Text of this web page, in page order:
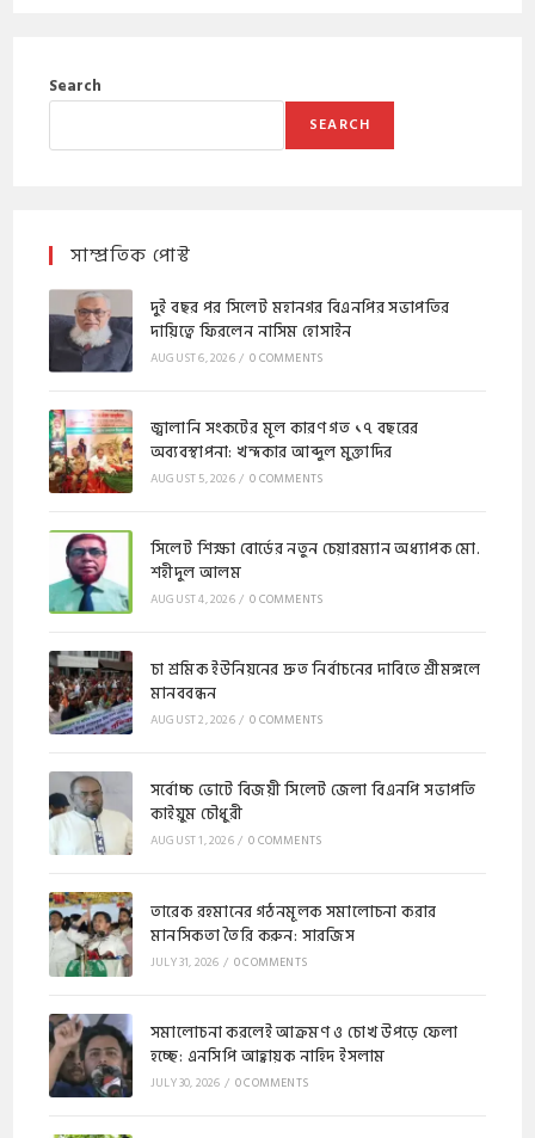
Search
SEARCH
সাম্প্রতিক পোস্ট
দুই বছর পর সিলেট মহানগর বিএনপির সভাপতির
দায়িত্বে ফিরলেন নাসিম হোসাইন
AUGUST 6, 2026/ 0 COMMENTS
জ্বালানি সংকটের মূল কারণ গত ১৭ বছরের
অব্যবস্থাপনা: খন্দকার আব্দুল মুক্তাদির
AUGUST 5, 2026/ 0 COMMENTS
সিলেট শিক্ষা বোর্ডের নতুন চেয়ারম্যান অধ্যাপক মো.
শহীদুল আলম
AUGUST 4, 2026/ 0 COMMENTS
চা শ্রমিক ইউনিয়নের দ্রুত নির্বাচনের দাবিতে শ্রীমঙ্গলে
মানববন্ধন
AUGUST 2, 2026/ 0 COMMENTS
সর্বোচ্চ ভোটে বিজয়ী সিলেট জেলা বিএনপি সভাপতি
কাইয়ুম চৌধুরী
AUGUST 1, 2026/ 0 COMMENTS
​​তারেক রহমানের গঠনমূলক সমালোচনা করার
মানসিকতা তৈরি করুন: সারজিস
JULY 31, 2026 / 0 COMMENTS
সমালোচনা করলেই আক্রমণ ও চোখ উপড়ে ফেলা
হচ্ছে: এনসিপি আহ্বায়ক নাহিদ ইসলাম
JULY 30, 2026 / 0 COMMENTS